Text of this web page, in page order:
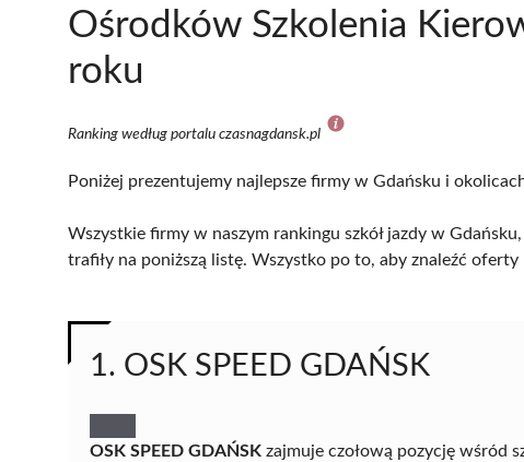
Ośrodków Szkolenia
roku
Ranking według portalu czasnagdansk.pl
Poniżej prezentujemy najlepsze firmy w Gdańsku i
Wszystkie firmy w naszym rankingu szkół jazdy w
trafiły na poniższą listę. Wszystko po to, aby znaleźć
1. OSK SPEED GDAŃSK
OSK SPEED GDAŃSK zajmuje czołową pozycję wśród